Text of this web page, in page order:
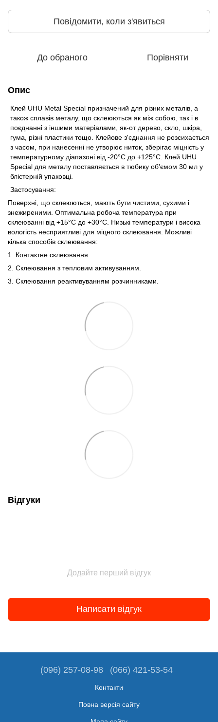
Повідомити, коли з'явиться
До обраного Порівняти
Опис
Клей UHU Metal Special призначений для різних металів, а
також сплавів металу, що склеюються як між собою, так і в
поєднанні з іншими матеріалами, як-от дерево, скло, шкіра,
гума, різні пластики тощо. Клейове з'єднання не розсихається
з часом, при нанесенні не утворює ниток, зберігає міцність у
температурному діапазоні від -20°С до +125°С. Клей UHU
Special для металу поставляється в тюбику об'ємом 30 мл у
блістерній упаковці.
Застосування:
Поверхні, що склеюються, мають бути чистими, сухими і
знежиреними. Оптимальна робоча температура при
склеюванні від +15°С до +30°С. Низькі температури і висока
вологість несприятливі для міцного склеювання. Можливі
кілька способів склеювання:
1. Контактне склеювання.
2. Склеювання з тепловим активуванням.
3. Склеювання реактивуванням розчинниками.
Відгуки
Додайте перший відгук
Написати відгук
(096) 257-08-98 (066) 421-53-54
Контакти
Повна версія сайту